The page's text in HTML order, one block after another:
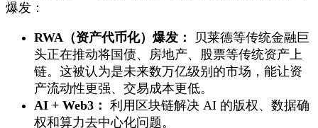
爆发：
RWA（资产代币化）爆发：
贝莱德等传统金融巨
头正在推动将国债、房地产、股票等传统资产上
链。这被认为是未来数万亿级别的市场，能让资
产流动性更强、交易成本更低。
AI + Web3： 利用区块链解决 AI 的版权、数据确
权和算力去中心化问题。